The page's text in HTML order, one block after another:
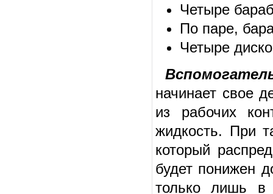
Четыре
По паре,
Четыре
начинает свое
из рабочих
жидкость. При
который
будет понижен
только лишь в